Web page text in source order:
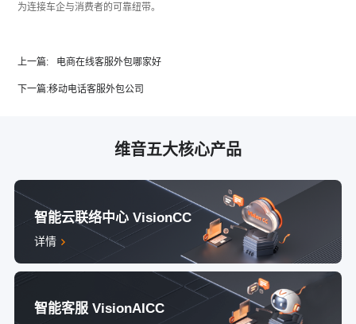
为连接车企与消费者的可靠纽带。‍
上一篇: 电商在线客服外包哪家好
下一篇:移动电话客服外包公司
维音五大核心产品
智能云联络中心 VisionCC
详情
智能客服 VisionAICC